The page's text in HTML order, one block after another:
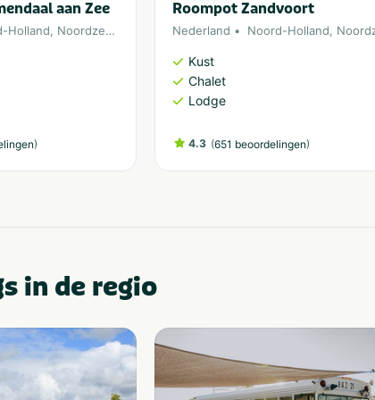
aan Zee
Holland, Noordzee , Zandvoort
)
Roompot Zandvoort
Nederland Noord-Holland,
Kust
Chalet
Lodge
4.3 (651 beoordelingen)
in de regio